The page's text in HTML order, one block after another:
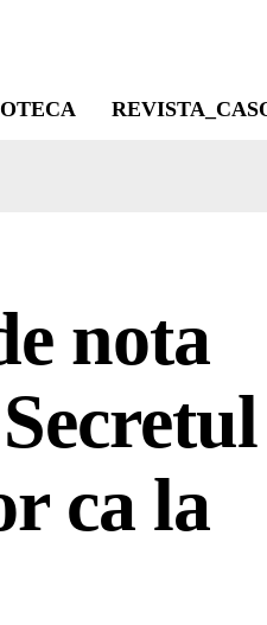
nota
ca la